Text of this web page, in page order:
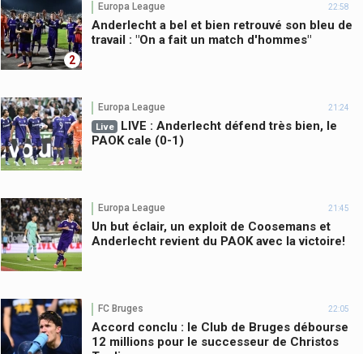
2
Europa League 22:58
Anderlecht a bel et bien retrouvé son bleu de
travail : "On a fait un match d'hommes"
Europa League 21:24
Live
LIVE : Anderlecht défend très bien, le
PAOK cale (0-1)
Europa League 21:45
Un but éclair, un exploit de Coosemans et
Anderlecht revient du PAOK avec la victoire!
FC Bruges 22:05
Accord conclu : le Club de Bruges débourse
12 millions pour le successeur de Christos